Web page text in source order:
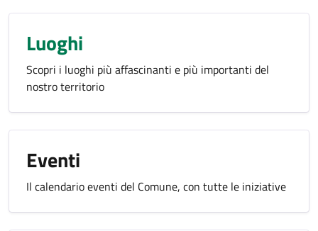
Luoghi
Scopri i luoghi più affascinanti e più importanti del
nostro territorio
Eventi
Il calendario eventi del Comune, con tutte le iniziative